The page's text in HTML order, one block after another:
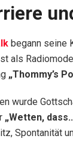
begann seine
als
„Thommy’s
wurde
„Wetten,
Spontanität